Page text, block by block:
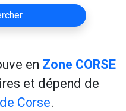
en Zone CORSE
et dépend de
Corse.